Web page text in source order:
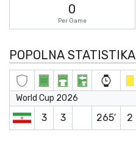
0
Per Game
POPOLNA STATISTIKA
World Cup 2026
3 3 265′ 2